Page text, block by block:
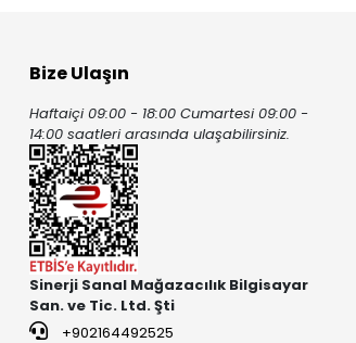
Bize Ulaşın
Haftaiçi 09:00 - 18:00 Cumartesi 09:00 -
14:00 saatleri arasında ulaşabilirsiniz.
Sinerji Sanal Mağazacılık Bilgisayar
San. ve Tic. Ltd. Şti
+902164492525